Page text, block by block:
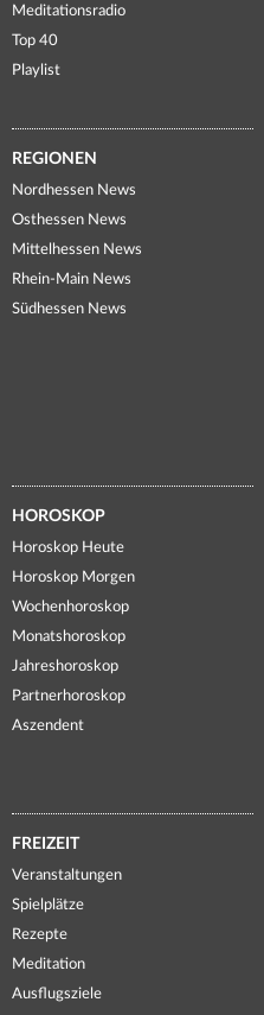
Meditationsradio
Top 40
Playlist
REGIONEN
Nordhessen News
Osthessen News
Mittelhessen News
Rhein-Main News
Südhessen News
HOROSKOP
Horoskop Heute
Horoskop Morgen
Wochenhoroskop
Monatshoroskop
Jahreshoroskop
Partnerhoroskop
Aszendent
FREIZEIT
Veranstaltungen
Spielplätze
Rezepte
Meditation
Ausflugsziele